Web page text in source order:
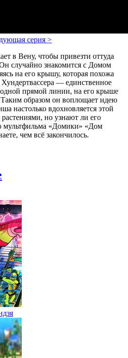
серия >
в Вену, чтобы привезти оттуда
случайно знакомится с Домом
на его крышу, которая похожа
— единственное
прямой линии, на его крыше
Таким образом он воплощает идею
настолько вдохновляется этой
растениями, но узнают ли его
мультфильма «Домики» «Дом
чем всё закончилось.